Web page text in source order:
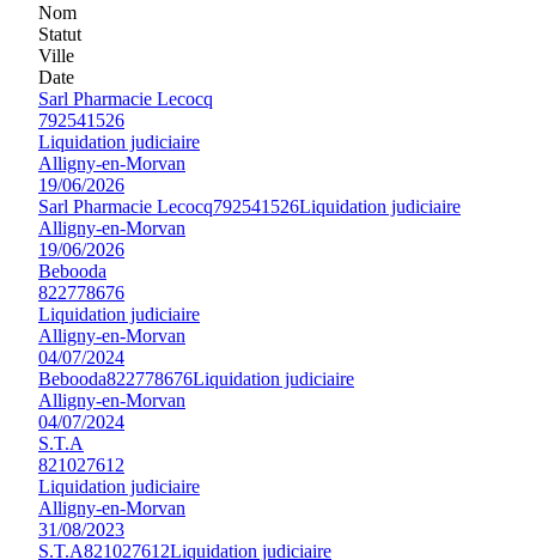
Nom
Statut
Ville
Date
Sarl Pharmacie Lecocq
792541526
Liquidation judiciaire
Alligny-en-Morvan
19/06/2026
Sarl Pharmacie Lecocq792541526Liquidation judiciaire
Alligny-en-Morvan
19/06/2026
Bebooda
822778676
Liquidation judiciaire
Alligny-en-Morvan
04/07/2024
Bebooda822778676Liquidation judiciaire
Alligny-en-Morvan
04/07/2024
S.T.A
821027612
Liquidation judiciaire
Alligny-en-Morvan
31/08/2023
S.T.A821027612Liquidation judiciaire